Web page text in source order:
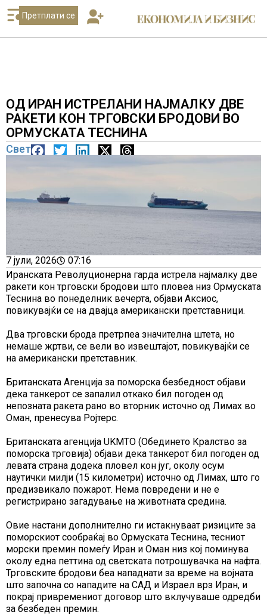
Претплати се
ОД ИРАН ИСТРЕЛАНИ НАЈМАЛКУ ДВЕ
РАКЕТИ КОН ТРГОВСКИ БРОДОВИ ВО
ОРМУСКАТА ТЕСНИНА
Свет
7 јули, 2026
07:16
Иранската Револуционерна гарда истрела најмалку две
ракети кон трговски бродови што пловеа низ Ормуската
Теснина во понеделник вечерта, објави Аксиос,
повикувајќи се на двајца американски претставници.
Два трговски брода претрпеа значителна штета, но
немаше жртви, се вели во извештајот, повикувајќи се
на американски претставник.
Британската Агенција за поморска безбедност објави
дека танкерот се запалил откако бил погоден од
непозната ракета рано во вторник источно од Лимах во
Оман, пренесува Ројтерс.
Британската агенција UKMTO (Обединето Кралство за
поморска трговија) ​​објави дека танкерот бил погоден од
левата страна додека пловел кон југ, околу осум
наутички милји (15 километри) источно од Лимах, што го
предизвикало пожарот. Нема повредени и не е
регистрирано загадување на животната средина.
Овие настани дополнително ги истакнуваат ризиците за
поморскиот сообраќај во Ормуската Теснина, тесниот
морски премин помеѓу Иран и Оман низ кој поминува
околу една петтина од светската потрошувачка на нафта.
Трговските бродови беа нападнати за време на војната
што започна со нападите на САД и Израел врз Иран, и
покрај привремениот договор што вклучуваше одредби
за безбеден премин.